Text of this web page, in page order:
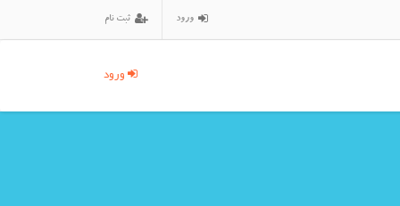
ورود ثبت نام
ورود